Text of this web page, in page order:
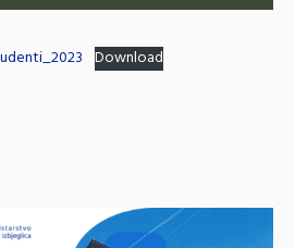
Download